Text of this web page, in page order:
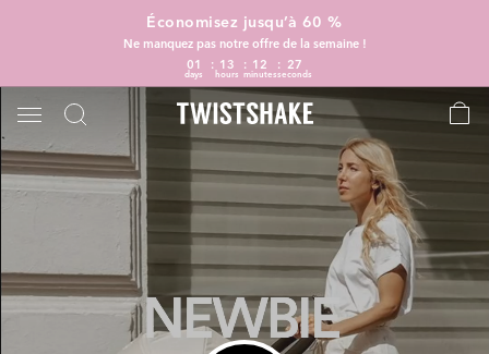
Économisez jusqu’à 60 %
Ne manquez pas notre offre de la semaine !
01
days
13
hours
12
minutes
26
seconds